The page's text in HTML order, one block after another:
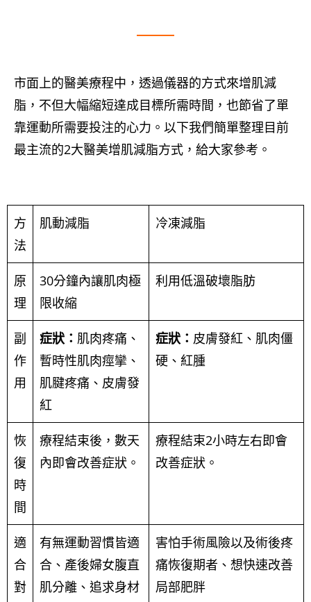
市面上的醫美療程中，透過儀器的方式來增肌減
脂，不但大幅縮短達成目標所需時間，也節省了單
靠運動所需要投注的心力。以下我們簡單整理目前
最主流的2大醫美增肌減脂方式，給大家參考。
方
法
肌動減脂 冷凍減脂
原
理
30分鐘內讓肌肉極
限收縮
利用低溫破壞脂肪
副
作
用
症狀： 肌肉疼痛、
暫時性肌肉痙攣、
肌腱疼痛、皮膚發
紅
症狀： 皮膚發紅、肌肉僵
硬、紅腫
恢
復
時
間
療程結束後，數天
內即會改善症狀。
療程結束2小時左右即會
改善症狀。
適
合
對
有無運動習慣皆適
合、產後婦女腹直
肌分離、追求身材
害怕手術風險以及術後疼
痛恢復期者、想快速改善
局部肥胖